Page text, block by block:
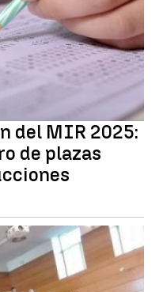
del MIR 2025:
de plazas